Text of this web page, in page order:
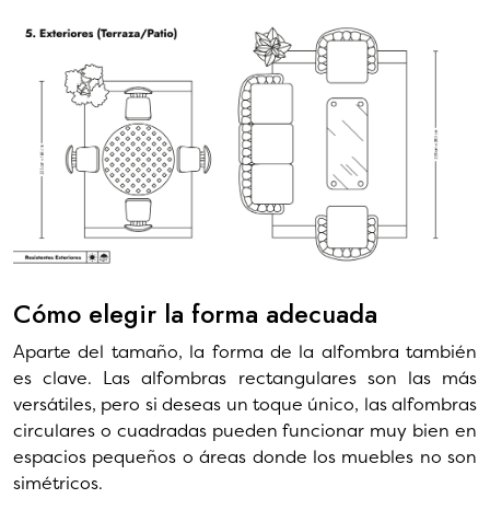
Cómo elegir la forma adecuada
Aparte del tamaño, la forma de la alfombra también
es clave. Las alfombras rectangulares son las más
versátiles, pero si deseas un toque único, las alfombras
circulares o cuadradas pueden funcionar muy bien en
espacios pequeños o áreas donde los muebles no son
simétricos.